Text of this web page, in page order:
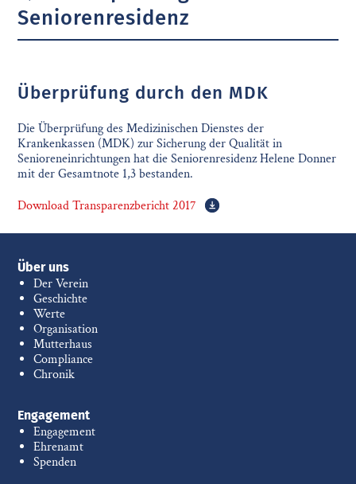
Seniorenresidenz
Überprüfung durch den MDK
Die Überprüfung des Medizinischen Dienstes der
Krankenkassen (MDK) zur Sicherung der Qualität in
Senioreneinrichtungen hat die Seniorenresidenz Helene Donner
mit der Gesamtnote 1,3 bestanden.
Download Transparenzbericht 2017
Über uns
Der Verein
Geschichte
Werte
Organisation
Mutterhaus
Compliance
Chronik
Engagement
Engagement
Ehrenamt
Spenden